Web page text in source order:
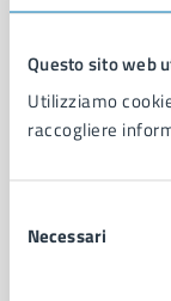
Questo sito web
Utilizziamo
raccogliere
delNecessari
Notifica atti
Segnalazione
Piano di